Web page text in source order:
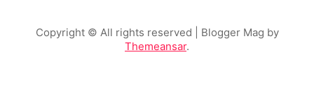
Copyright © All rights reserved | Blogger Mag by
Themeansar.